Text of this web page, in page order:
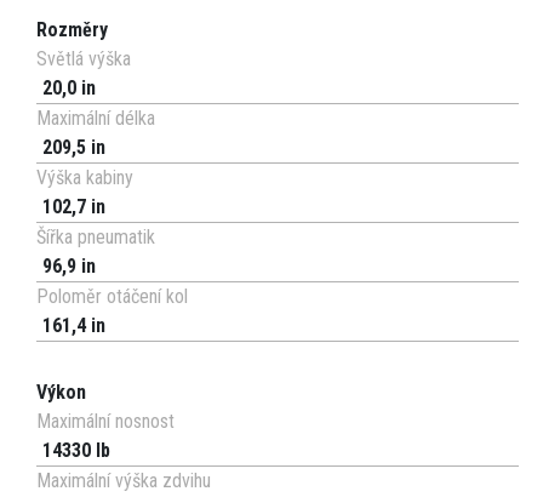
Rozměry
Světlá výška
20,0 in
Maximální délka
209,5 in
Výška kabiny
102,7 in
Šířka pneumatik
96,9 in
Poloměr otáčení kol
161,4 in
Výkon
Maximální nosnost
14330 lb
Maximální výška zdvihu